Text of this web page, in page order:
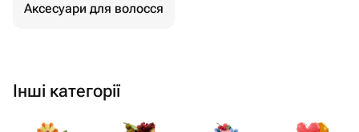
Аксесуари для волосся
Інші категорії